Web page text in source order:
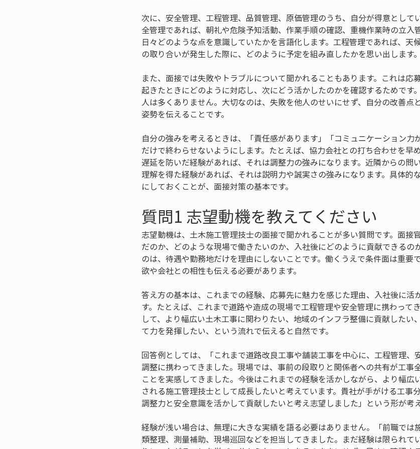
次に、安全管理、工程管理、品質管理、原価管理のうち、自分が得意として
全管理であれば、朝礼や危険予知活動、作業手順の確認、重機作業時の立入
日々どのような点を意識していたかを言語化します。工程管理であれば、天
の取り合いが発生した際に、どのように予定を組み直したかを思い出します。
また、面接では失敗やトラブルについて聞かれることもあります。これは応
起きたときにどのように対応し、次にどう活かしたのかを確認するためです
人は多くありません。大切なのは、失敗を他人のせいにせず、自分の改善点
姿勢を伝えることです。
自分の強みを考えるときは、「責任感があります」「コミュニケーション力
だけで終わらせないようにします。たとえば、協力会社との打ち合わせを早
遅延を防いだ経験があれば、それは調整力の強みになります。近隣からの問
理解を得た経験があれば、それは説明力や誠実さの強みになります。具体的
にしておくことが、面接対策の基本です。
質問1 志望動機を教えてください
志望動機は、土木施工管理技士の面接で聞かれることが多い質問です。面接
だのか、どのような現場で働きたいのか、入社後にどのように貢献できるの
のは、待遇や勤務地だけを理由にしないことです。働くうえで条件面は重要
欲や会社との相性も伝える必要があります。
答え方の基本は、これまでの経験、応募先に魅力を感じた理由、入社後に活
す。たとえば、これまで道路や造成の現場で工程管理や安全管理に携わって
して、より幅広い土木工事に関わりたい、地域のインフラ整備に貢献したい
て力を発揮したい、という流れで伝えると自然です。
回答例としては、「これまで道路改良工事や舗装工事を中心に、工程管理、
調整に携わってきました。現場では、事前の段取りと関係者への共有が工事
ことを実感してきました。今後はこれまでの経験を活かしながら、より幅広
される施工管理技士として成長したいと考えています。貴社が手がける工事
調整力と安全意識を活かして貢献したいと考え志望しました」という形が考
経験が浅い場合は、無理に大きな実績を語る必要はありません。「前職では
類整理、測量補助、現場巡回などを担当してきました。まだ経験は限られて